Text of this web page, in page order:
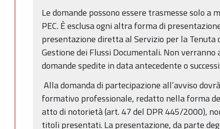
Le domande possono essere trasmesse solo a
PEC. È esclusa ogni altra forma di
presentazione diretta al Servizio per la
Gestione dei Flussi Documentali. Non
domande spedite in data antecedente o
Alla domanda di partecipazione all’avviso
formativo professionale, redatto nella forma
atto di notorietà (art. 47 del DPR 445/2000),
titoli presentati. La presentazione, da parte